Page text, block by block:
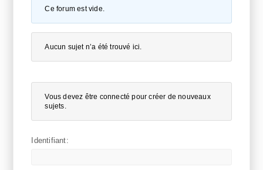
Ce forum est vide.
Aucun sujet n’a été trouvé ici.
Vous devez être connecté pour créer de nouveaux
sujets.
Identifiant: